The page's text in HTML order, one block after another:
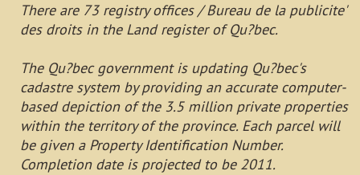
There are 73 registry offices / Bureau de la publicite'
des droits in the Land register of Qu?bec.
The Qu?bec government is updating Qu?bec's
cadastre system by providing an accurate computer-
based depiction of the 3.5 million private properties
within the territory of the province. Each parcel will
be given a Property Identification Number.
Completion date is projected to be 2011.